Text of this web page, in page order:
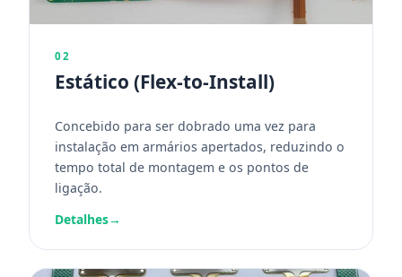
02
Estático (Flex-to-Install)
Concebido para ser dobrado uma vez para
instalação em armários apertados, reduzindo o
tempo total de montagem e os pontos de
ligação.
Detalhes→